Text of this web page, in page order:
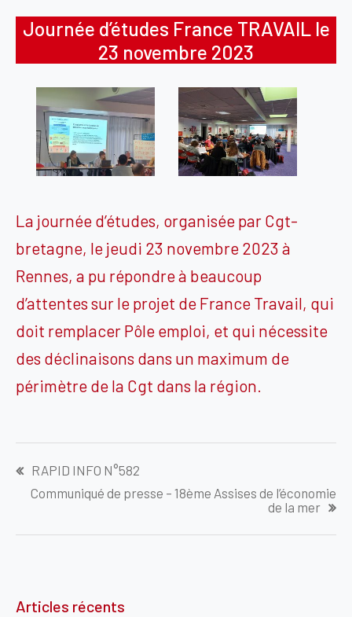
Journée d’études France TRAVAIL le
23 novembre 2023
La journée d’études, organisée par Cgt-
bretagne, le jeudi 23 novembre 2023 à
Rennes, a pu répondre à beaucoup
d’attentes sur le projet de France Travail, qui
doit remplacer Pôle emploi, et qui nécessite
des déclinaisons dans un maximum de
périmètre de la Cgt dans la région.
RAPID INFO N°582
Communiqué de presse – 18ème Assises de l’économie
de la mer
Articles récents